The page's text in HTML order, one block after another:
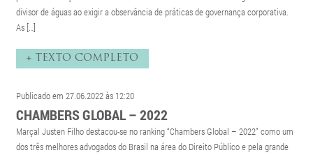
divisor de águas ao exigir a observância de práticas de governança corporativa.
As […]
+ TEXTO COMPLETO
Publicado em 27.06.2022 às 12:20
CHAMBERS GLOBAL – 2022
Marçal Justen Filho destacou-se no ranking “Chambers Global – 2022” como um
dos três melhores advogados do Brasil na área do Direito Público e pela grande